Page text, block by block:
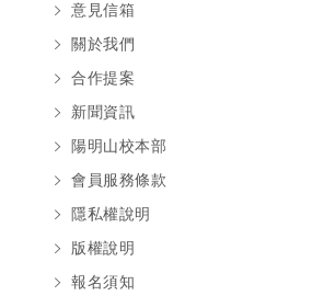
意見信箱
關於我們
合作提案
新聞資訊
陽明山校本部
會員服務條款
隱私權說明
版權說明
報名須知